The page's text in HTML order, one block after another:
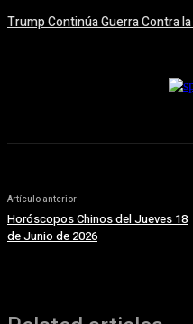
Trump Continúa Guerra Contra
Artículo anterior
Horóscopos Chinos del Jueves 18
de Junio de 2026